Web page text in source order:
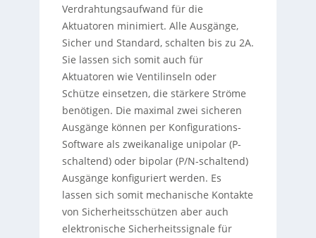
Verdrahtungsaufwand für die
Aktuatoren minimiert. Alle Ausgänge,
Sicher und Standard, schalten bis zu 2A.
Sie lassen sich somit auch für
Aktuatoren wie Ventilinseln oder
Schütze einsetzen, die stärkere Ströme
benötigen. Die maximal zwei sicheren
Ausgänge können per Konfigurations-
Software als zweikanalige unipolar (P-
schaltend) oder bipolar (P/N-schaltend)
Ausgänge konfiguriert werden. Es
lassen sich somit mechanische Kontakte
von Sicherheitsschützen aber auch
elektronische Sicherheitssignale für